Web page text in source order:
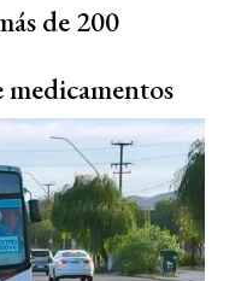
de 200
medicamentos